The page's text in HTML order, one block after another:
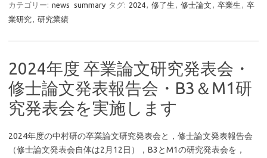
カテゴリー: news summary タグ: 2024, 修了生 , 修士論文 , 卒業生 , 卒
業研究, 研究業績
2024年度 卒業論文研究発表会・
修士論文発表報告会・B3＆M1研
究発表会を実施します
2024年度の中村研の卒業論文研究発表会と，修士論文発表報告会
（修士論文発表会自体は2月12日），B3とM1の研究発表会を，